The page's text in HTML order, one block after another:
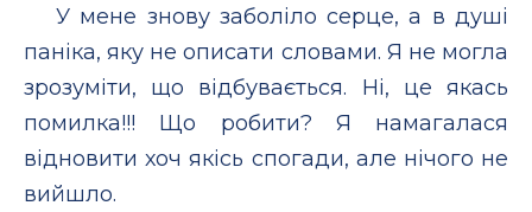
У мене знову заболіло серце, а в душі
паніка, яку не описати словами. Я не могла
зрозуміти, що відбувається. Ні, це якась
помилка!!! Що робити? Я намагалася
відновити хоч якісь спогади, але нічого не
вийшло.